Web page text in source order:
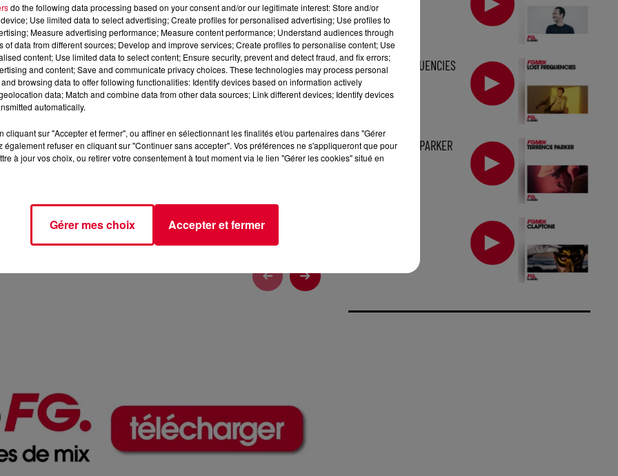
FG (IOShttps://urlz.fr/hhZx- Google Play
programmation house, deep, et électro
MIX : LOST FREQUENCIES
MIX : TERRENCE PARKER
do the following data processing based on your consent and/or our legitimate interest: Store and/or
Use limited data to select advertising; Create profiles for personalised advertising; Use profiles to
Measure advertising performance; Measure content performance; Understand audiences through
of data from different sources; Develop and improve services; Create profiles to personalise content; Use
content; Use limited data to select content; Ensure security, prevent and detect fraud, and fix errors;
and content; Save and communicate privacy choices. These technologies may process personal
browsing data to offer following functionalities: Identify devices based on information actively
data; Match and combine data from other data sources; Link different devices; Identify devices
automatically.
cliquant sur "Accepter et fermer", ou affiner en sélectionnant les finalités et/ou partenaires dans "Gérer
également refuser en cliquant sur "Continuer sans accepter". Vos préférences ne s'appliqueront que pour
à jour vos choix, ou retirer votre consentement à tout moment via le lien "Gérer les cookies" situé en
Gérer mes choix Accepter et fermer